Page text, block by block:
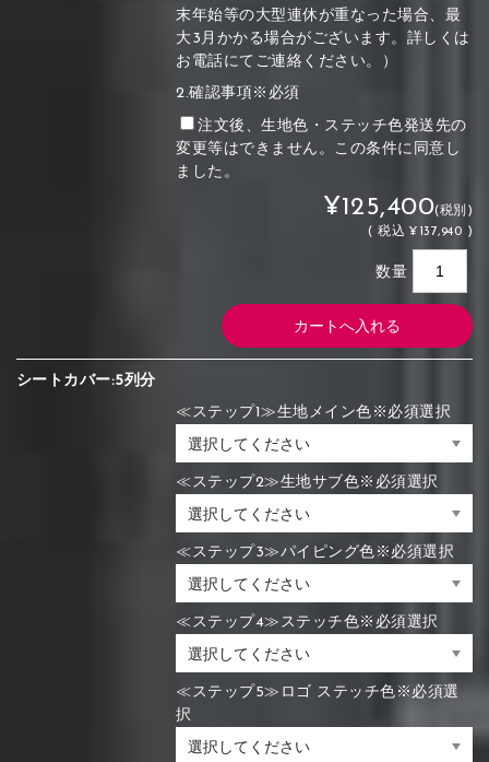
末年始等の大型連休が重なった場合、最
大3月かかる場合がございます。詳しくは
お電話にてご連絡ください。）
2.確認事項※必須
注文後、生地色・ステッチ色発送先の
変更等はできません。この条件に同意し
ました。
¥125,400(税別)
(税込 ¥137,940 )
数量
シートカバー:5列分
≪ステップ1≫生地メイン色※必須選択
≪ステップ2≫生地サブ色※必須選択
≪ステップ3≫パイピング色※必須選択
≪ステップ4≫ステッチ色※必須選択
≪ステップ5≫ロゴ ステッチ色※必須選
択